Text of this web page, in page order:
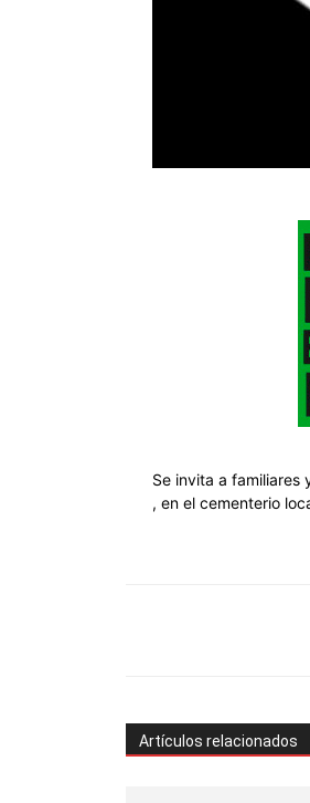
Se invita a familiares
, en el cementerio
Artículos relacionados